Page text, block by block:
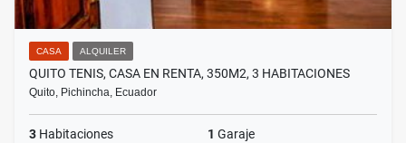
CASA ALQUILER
QUITO TENIS, CASA EN RENTA, 350M2, 3 HABITACIONES
Quito, Pichincha, Ecuador
3 Habitaciones 1 Garaje